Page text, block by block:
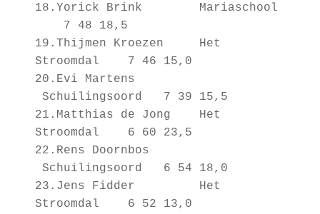
18.Yorick Brink Mariaschool
7 48 18,5
19.Thijmen Kroezen Het
Stroomdal 7 46 15,0
20.Evi Martens
Schuilingsoord 7 39 15,5
21.Matthias de Jong Het
Stroomdal 6 60 23,5
22.Rens Doornbos
Schuilingsoord 6 54 18,0
23.Jens Fidder Het
Stroomdal 6 52 13,0